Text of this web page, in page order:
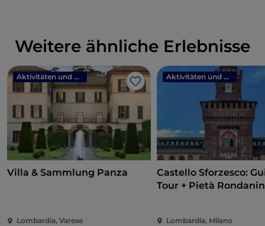
Weitere ähnliche Erlebnisse
Aktivitäten und Erlebnisse
Like
Villa & Sammlung Panza
Lombardia, Varese
Aktivitäten und Erlebnisse
Castello Sforzesco:
Tour + Pietà
Lombardia, Milano